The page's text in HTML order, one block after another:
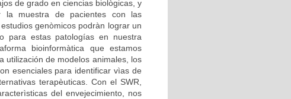
de grado en ciencias biològicas, y
muestra de pacientes con las
genòmicos podràn lograr un
para estas patologías en nuestra
bioinformàtica que estamos
utilización de modelos animales, los
esenciales para identificar vìas de
terapèuticas. Con el SWR,
del envejecimiento, nos